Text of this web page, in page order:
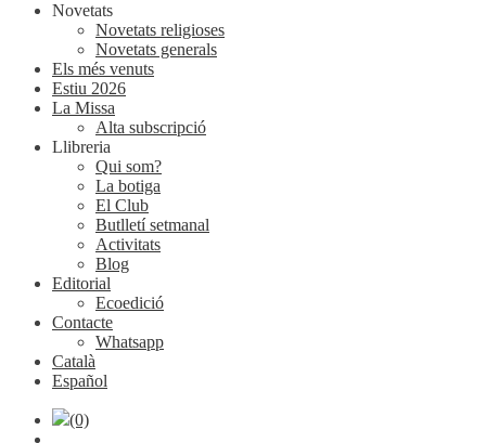
Novetats
Novetats religioses
Novetats generals
Els més venuts
Estiu 2026
La Missa
Alta subscripció
Llibreria
Qui som?
La botiga
El Club
Butlletí setmanal
Activitats
Blog
Editorial
Ecoedició
Contacte
Whatsapp
Català
Español
(0)